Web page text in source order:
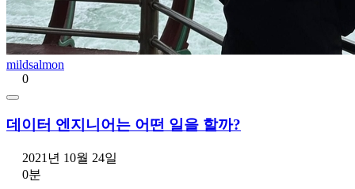
mildsalmon
0
데이터 엔지니어는 어떤 일을 할까?
2021년 10월 24일
0분